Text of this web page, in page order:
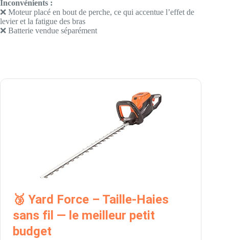
Inconvénients :
❌ Moteur placé en bout de perche, ce qui accentue l’effet de
levier et la fatigue des bras
❌ Batterie vendue séparément
🥉 Yard Force – Taille-Haies
sans fil — le meilleur petit
budget